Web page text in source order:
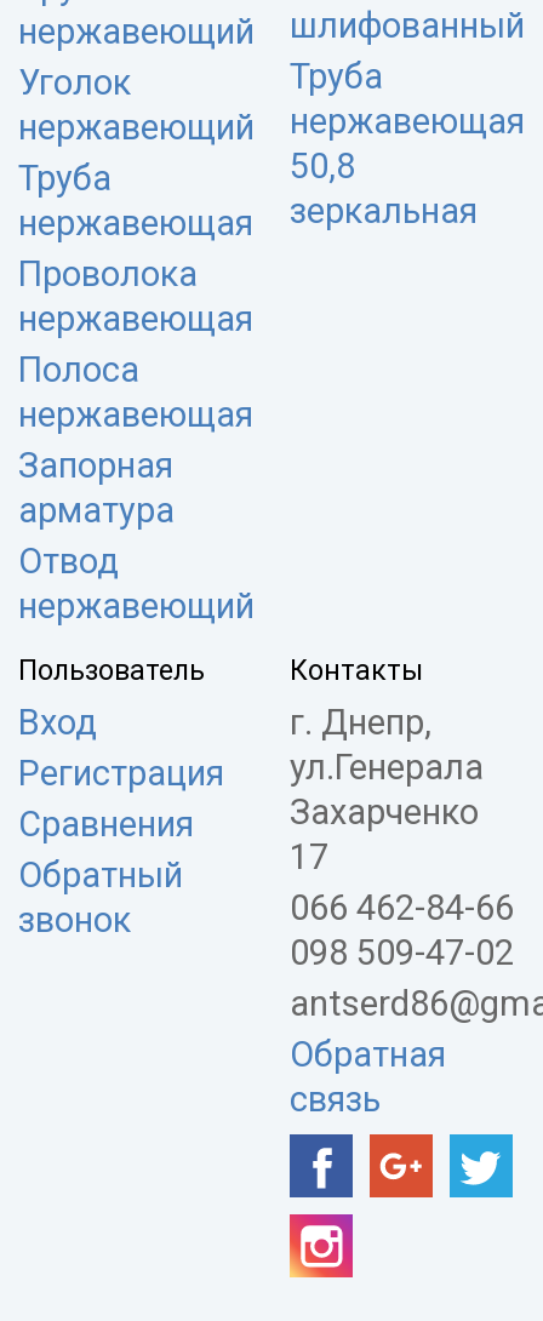
нержавеющий
Уголок
нержавеющий
Труба
нержавеющая
Проволока
нержавеющая
Полоса
нержавеющая
Запорная
арматура
Отвод
нержавеющий
шлифованный
Труба
нержавеющая
50,8
зеркальная
Пользователь
Вход
Регистрация
Сравнения
Обратный
звонок
Контакты
г. Днепр,
ул.Генерала
Захарченко
17
066 462-84-66
098 509-47-02
Обратная
связь